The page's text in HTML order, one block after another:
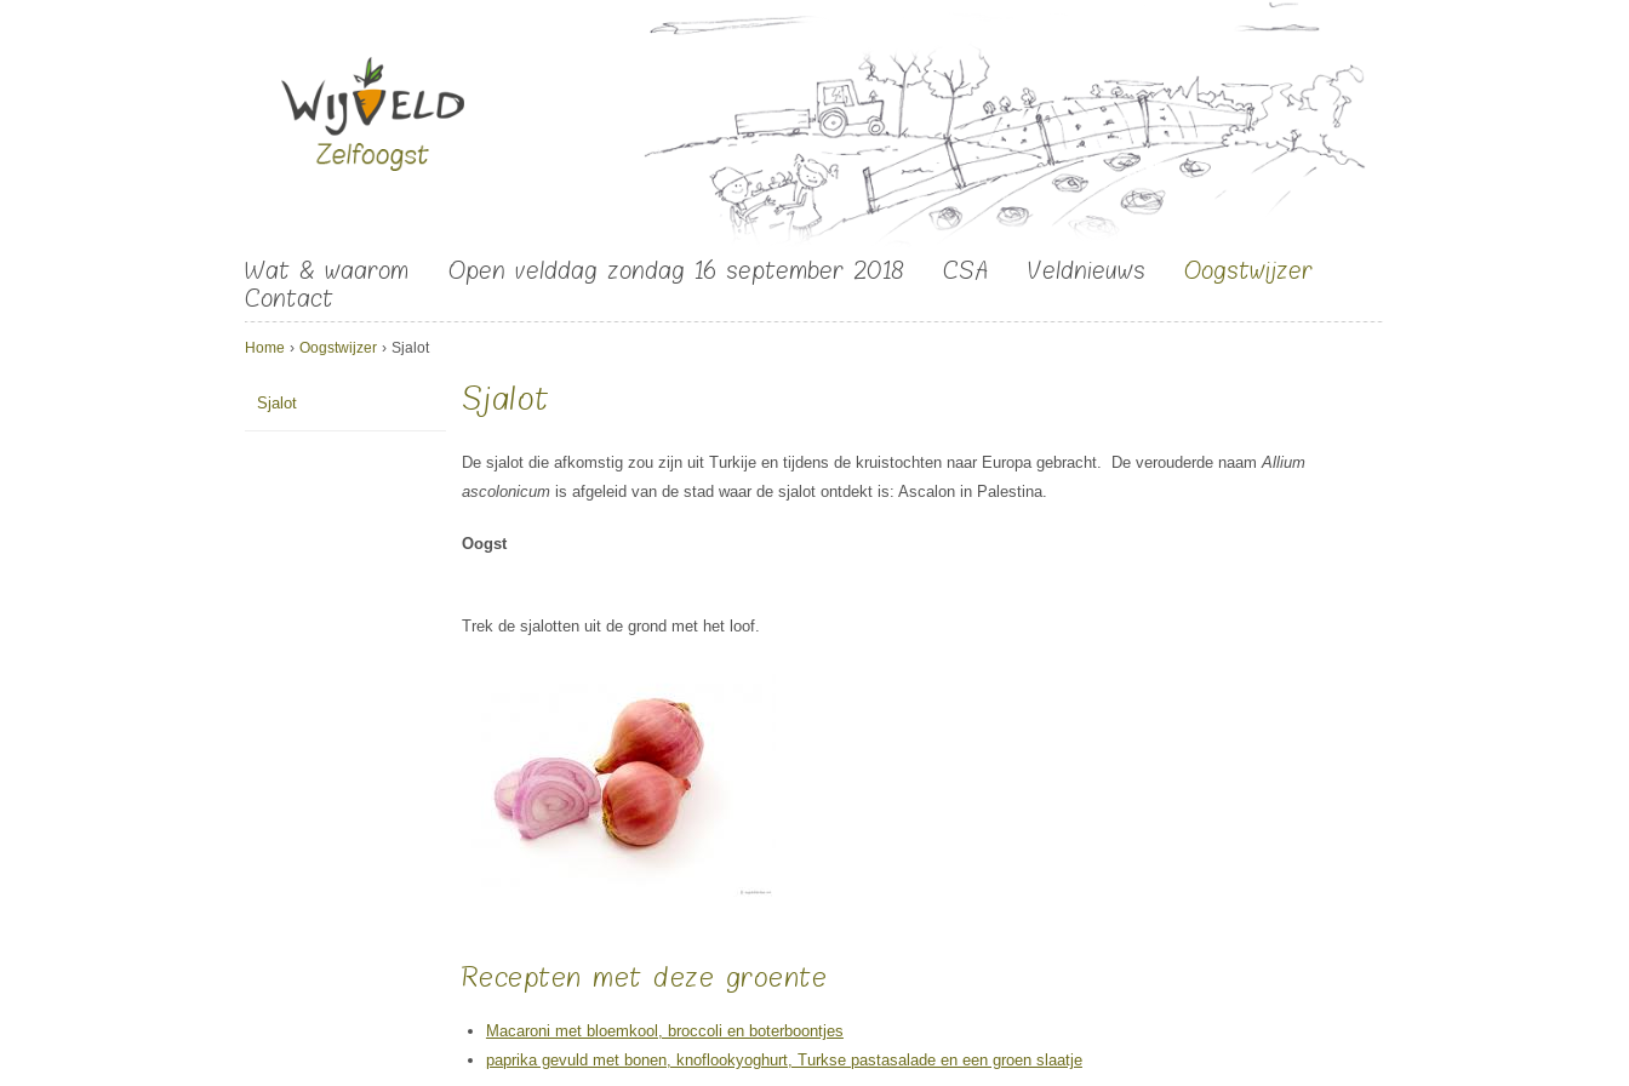
Wat & waarom Open velddag zondag 16 september 2018 CSA Veldnieuws
Oogstwijzer
Contact
U bent hier
Home › Oogstwijzer › Sjalot
Sjalot Sjalot
De sjalot die afkomstig zou zijn uit Turkije en tijdens de kruistochten naar Europa gebracht. De verouderde naam Allium
ascolonicumis afgeleid van de stad waar de sjalot ontdekt is: Ascalon in Palestina.
Oogst
Trek de sjalotten uit de grond met het loof.
Recepten met deze groente
Macaroni met bloemkool, broccoli en boterboontjes
paprika gevuld met bonen, knoflookyoghurt, Turkse pastasalade en een groen slaatje